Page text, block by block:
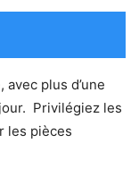
plus d’une
Privilégiez les
les pièces